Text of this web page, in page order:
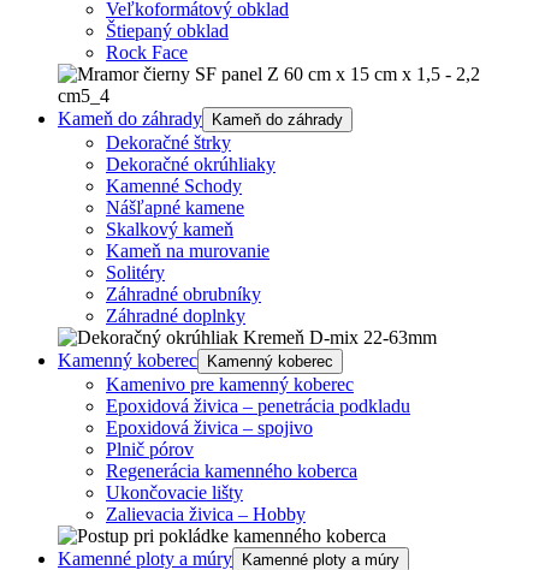
Veľkoformátový obklad
Štiepaný obklad
Rock Face
Kameň do záhrady Kameň do záhrady
Dekoračné štrky
Dekoračné okrúhliaky
Kamenné Schody
Nášľapné kamene
Skalkový kameň
Kameň na murovanie
Solitéry
Záhradné obrubníky
Záhradné doplnky
Kamenný koberec Kamenný koberec
Kamenivo pre kamenný koberec
Epoxidová živica – penetrácia podkladu
Epoxidová živica – spojivo
Plnič pórov
Regenerácia kamenného koberca
Ukončovacie lišty
Zalievacia živica – Hobby
Kamenné ploty a múry Kamenné ploty a múry